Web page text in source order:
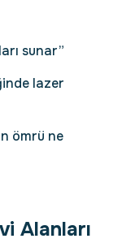
sunar”
lazer
ömrü ne
Alanları